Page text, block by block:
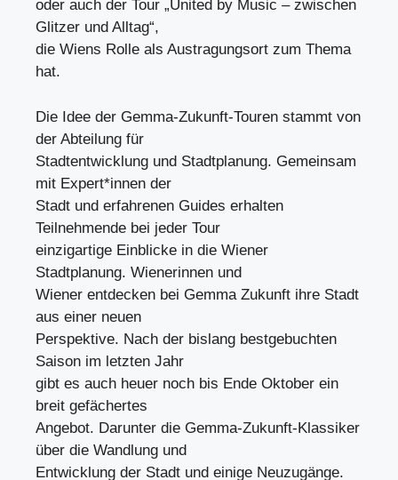
oder auch der Tour „United by Music – zwischen
Glitzer und Alltag“,
die Wiens Rolle als Austragungsort zum Thema
hat.
Die Idee der Gemma-Zukunft-Touren stammt von
der Abteilung für
Stadtentwicklung und Stadtplanung. Gemeinsam
mit Expert*innen der
Stadt und erfahrenen Guides erhalten
Teilnehmende bei jeder Tour
einzigartige Einblicke in die Wiener
Stadtplanung. Wienerinnen und
Wiener entdecken bei Gemma Zukunft ihre Stadt
aus einer neuen
Perspektive. Nach der bislang bestgebuchten
Saison im letzten Jahr
gibt es auch heuer noch bis Ende Oktober ein
breit gefächertes
Angebot. Darunter die Gemma-Zukunft-Klassiker
über die Wandlung und
Entwicklung der Stadt und einige Neuzugänge.